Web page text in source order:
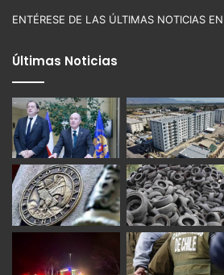
ENTÉRESE DE LAS ÚLTIMAS NOTICIAS
Últimas Noticias